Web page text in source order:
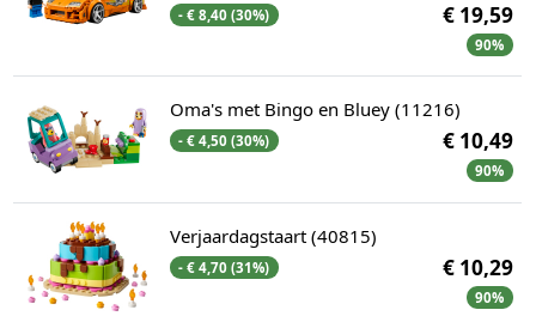
- € 8,40 (30%) € 19,59
90%
Oma's met Bingo en Bluey (11216)
- € 4,50 (30%) € 10,49
90%
Verjaardagstaart (40815)
- € 4,70 (31%) € 10,29
90%